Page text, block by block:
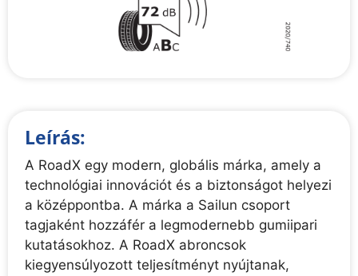
Leírás:
A RoadX egy modern, globális márka, amely a
technológiai innovációt és a biztonságot helyezi
a középpontba. A márka a Sailun csoport
tagjaként hozzáfér a legmodernebb gumiipari
kutatásokhoz. A RoadX abroncsok
kiegyensúlyozott teljesítményt nyújtanak,